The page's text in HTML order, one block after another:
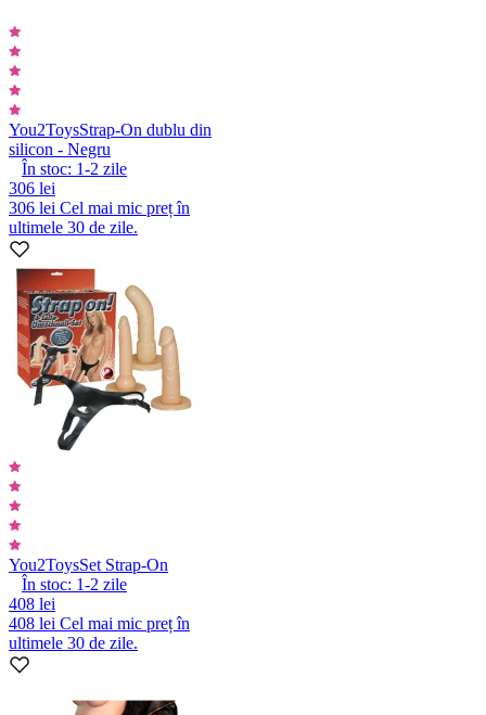
You2ToysStrap-On dublu din
silicon - Negru
În stoc: 1-2 zile
306 lei
306 lei Cel mai mic preț în
ultimele 30 de zile.
You2ToysSet Strap-On
În stoc: 1-2 zile
408 lei
408 lei Cel mai mic preț în
ultimele 30 de zile.